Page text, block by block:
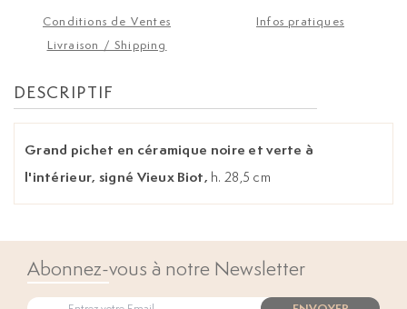
Conditions de Ventes
Infos pratiques
Livraison / Shipping
DESCRIPTIF
Grand pichet en céramique noire et verte à
l'intérieur, signé Vieux Biot, h. 28,5 cm
Abonnez-vous à notre Newsletter